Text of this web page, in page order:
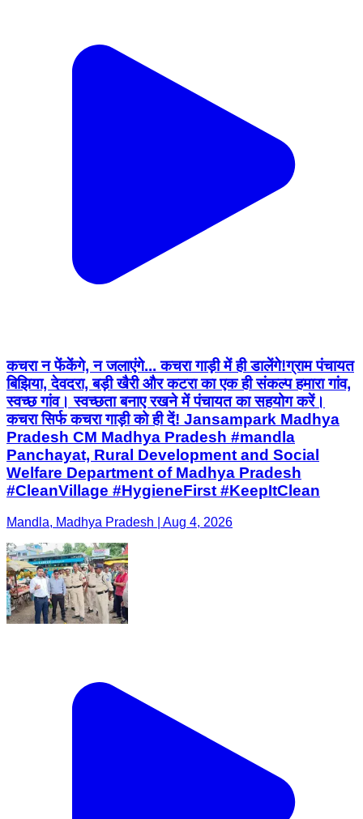
कचरा न फेंकेंगे, न जलाएंगे... कचरा गाड़ी में ही डालेंगे! ​ग्राम पंचायत
बिझिया, देवदरा, बड़ी खैरी और कटरा का एक ही संकल्प हमारा गांव,
स्वच्छ गांव। स्वच्छता बनाए रखने में पंचायत का सहयोग करें।
कचरा सिर्फ कचरा गाड़ी को ही दें! Jansampark Madhya
Pradesh CM Madhya Pradesh #mandla
Panchayat, Rural Development and Social
Welfare Department of Madhya Pradesh
#CleanVillage #HygieneFirst #KeepItClean
Mandla, Madhya Pradesh | Aug 4, 2026